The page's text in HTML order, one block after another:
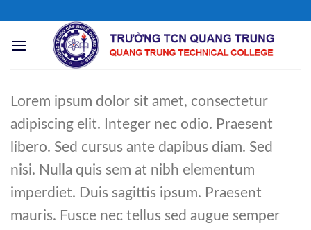
nội
Lorem ipsum dolor sit amet, consectetur
adipiscing elit. Integer nec odio. Praesent
libero. Sed cursus ante dapibus diam. Sed
nisi. Nulla quis sem at nibh elementum
imperdiet. Duis sagittis ipsum. Praesent
mauris. Fusce nec tellus sed augue semper